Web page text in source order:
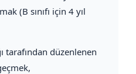
(B sınıfı için 4 yıl
tarafından düzenlenen